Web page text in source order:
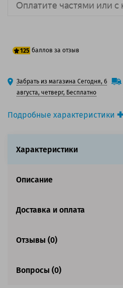
Подробные характеристики
Вид товара:Ленты для наклеек
Страна:Япония
125 баллов за отзыв
100 баллов
125 баллов
Забрать из магазина Сегодня, 6
августа, четверг, Бесплатно
Характеристики
Описание
Доставка и оплата
Отзывы (0)
Вопросы (0)